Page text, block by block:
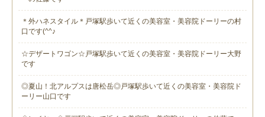
＊外ハネスタイル＊戸塚駅歩いて近くの美容室・美容院ドーリーの村
口です(^^♪
☆デザートワゴン☆戸塚駅歩いて近くの美容室・美容院ドーリー大野
です
◎夏山！北アルプスは唐松岳◎戸塚駅歩いて近くの美容室・美容院ド
ーリー山口です